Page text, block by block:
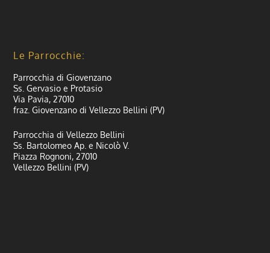
Le Parrocchie:
Parrocchia di Giovenzano
Ss. Gervasio e Protasio
Via Pavia, 27010
fraz. Giovenzano di Vellezzo Bellini (PV)
Parrocchia di Vellezzo Bellini
Ss. Bartolomeo Ap. e Nicolò V.
Piazza Rognoni, 27010
Vellezzo Bellini (PV)